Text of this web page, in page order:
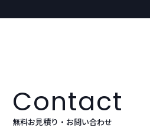
Contact
無料お見積り・お問い合わせ